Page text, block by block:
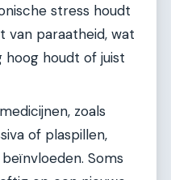
stress houdt
van paraatheid, wat
hoog houdt of juist
zoals
of plaspillen,
Soms